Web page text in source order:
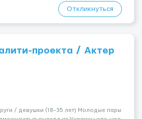
Откликнуться
проекта / Актер
/ девушки (18–35 лет) Молодые пары